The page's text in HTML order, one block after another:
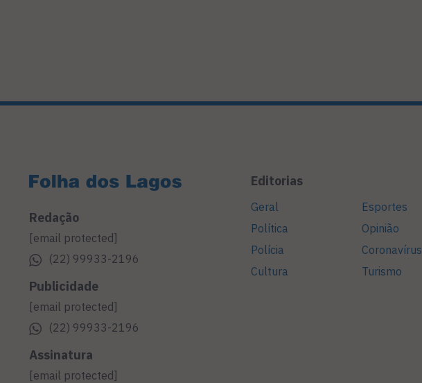
Redação
[email protected]
(22) 99933-2196
Publicidade
[email protected]
(22) 99933-2196
Assinatura
[email protected]
Editorias
Geral
Política
Polícia
Cultura
Esportes
Opinião
Coronavírus
Turismo